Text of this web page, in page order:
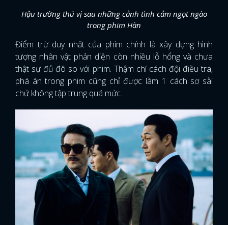
Hậu trường thú vị sau những cảnh tình cảm ngọt ngào
trong phim Hàn
Điểm trừ duy nhất của phim chính là xây dựng hình
tượng nhân vật phản diện còn nhiều lỗ hổng và chưa
thật sự đủ đô so với phim. Thậm chí cách đội điều tra,
phá án trong phim cũng chỉ được làm 1 cách sơ sài
chứ không tập trung quá mức.